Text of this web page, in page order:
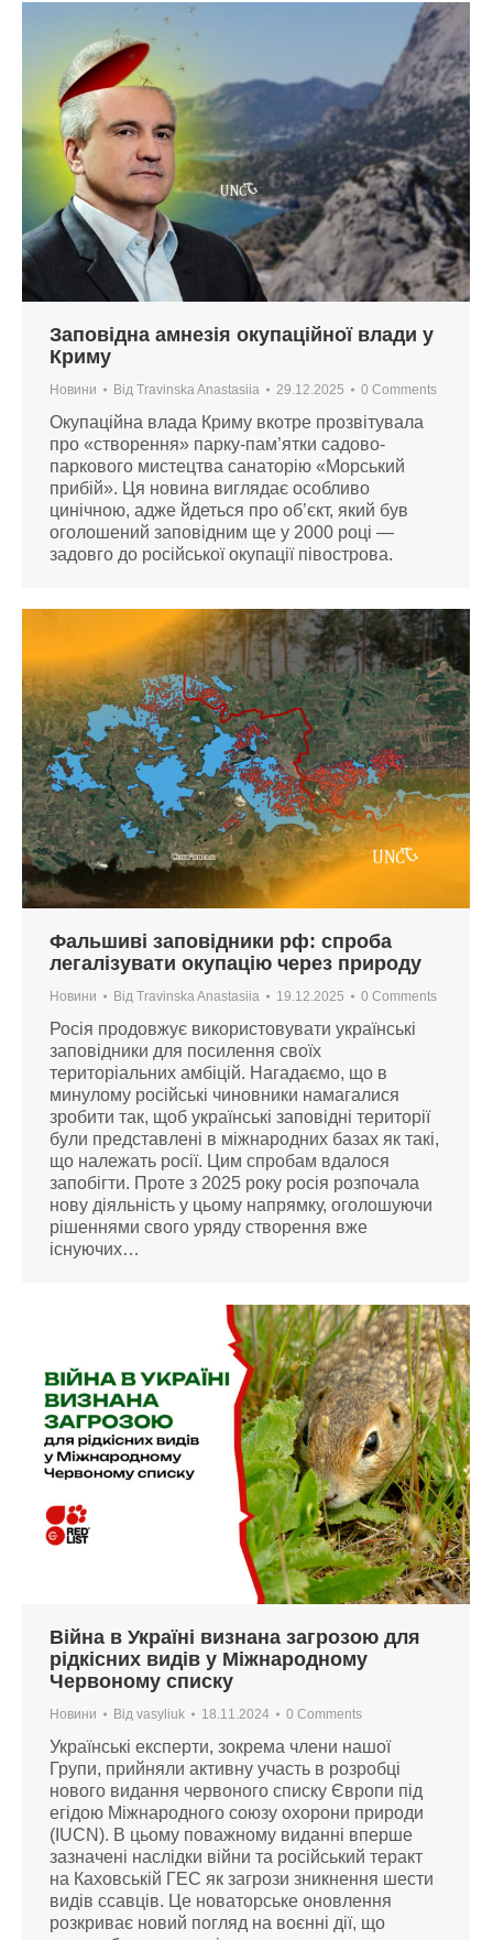
Заповідна амнезія окупаційної влади у
Криму
Новини Від Travinska Anastasiia 29.12.2025 0 Comments
Окупаційна влада Криму вкотре прозвітувала
про «створення» парку-пам’ятки садово-
паркового мистецтва санаторію «Морський
прибій». Ця новина виглядає особливо
цинічною, адже йдеться про об’єкт, який був
оголошений заповідним ще у 2000 році —
задовго до російської окупації півострова.
Фальшиві заповідники рф: спроба
легалізувати окупацію через природу
Новини Від Travinska Anastasiia 19.12.2025 0 Comments
Росія продовжує використовувати українські
заповідники для посилення своїх
територіальних амбіцій. Нагадаємо, що в
минулому російські чиновники намагалися
зробити так, щоб українські заповідні території
були представлені в міжнародних базах як такі,
що належать росії. Цим спробам вдалося
запобігти. Проте з 2025 року росія розпочала
нову діяльність у цьому напрямку, оголошуючи
рішеннями свого уряду створення вже
існуючих…
Війна в Україні визнана загрозою для
рідкісних видів у Міжнародному
Червоному списку
Новини Від vasyliuk 18.11.2024 0 Comments
Українські експерти, зокрема члени нашої
Групи, прийняли активну участь в розробці
нового видання червоного списку Європи під
егідою Міжнародного союзу охорони природи
(IUCN). В цьому поважному виданні вперше
зазначені наслідки війни та російський теракт
на Каховській ГЕС як загрози зникнення шести
видів ссавців. Це новаторське оновлення
розкриває новий погляд на воєнні дії, що